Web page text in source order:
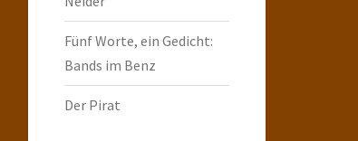
Fünf Worte, ein Gedicht:
Bands im Benz
Der Pirat